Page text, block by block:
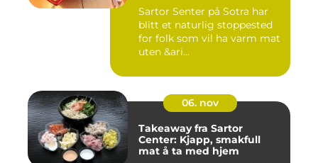
Sartor Senter på Sotra har
blitt et naturlig stoppested
for folk som vil ha varm mat
uten &ari...
06. nov
Takeaway fra Sartor
Center: Kjapp, smakfull
mat å ta med hjem